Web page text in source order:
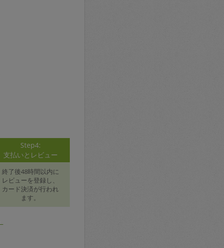
Step4:
支払いとレビュー
終了後48時間以内に
レビューを登録し、
カード決済が行われ
ます。